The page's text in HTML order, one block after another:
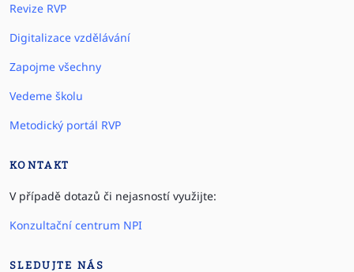
Revize RVP
Digitalizace vzdělávání
Zapojme všechny
Vedeme školu
Metodický portál RVP
KONTAKT
V případě dotazů či nejasností využijte:
Konzultační centrum NPI
SLEDUJTE NÁS